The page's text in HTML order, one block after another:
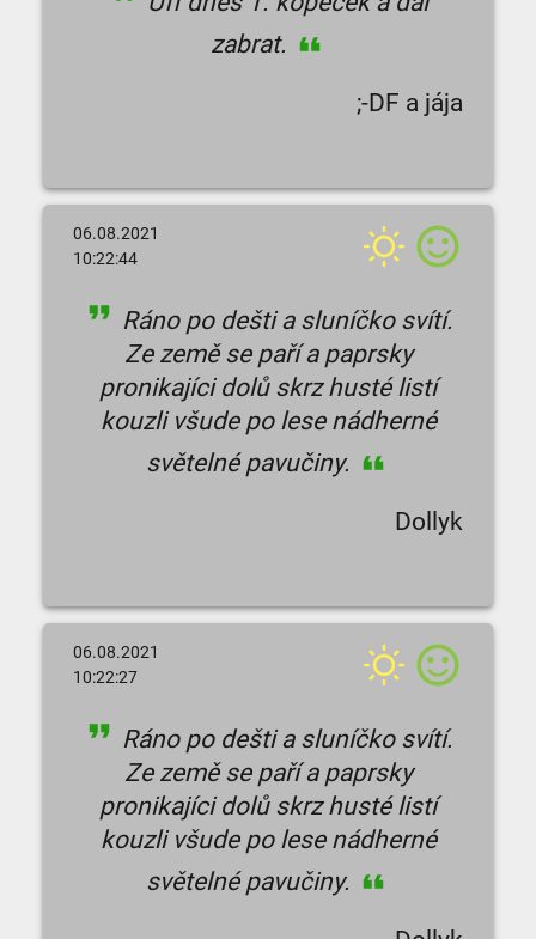
zabrat.
;-DF a jája
06.08.2021
10:22:44
Ráno po dešti a sluníčko svítí.
Ze země se paří a paprsky
pronikajíci dolů skrz husté listí
kouzli všude po lese nádherné
světelné pavučiny.
Dollyk
06.08.2021
10:22:27
Ráno po dešti a sluníčko svítí.
Ze země se paří a paprsky
pronikajíci dolů skrz husté listí
kouzli všude po lese nádherné
světelné pavučiny.